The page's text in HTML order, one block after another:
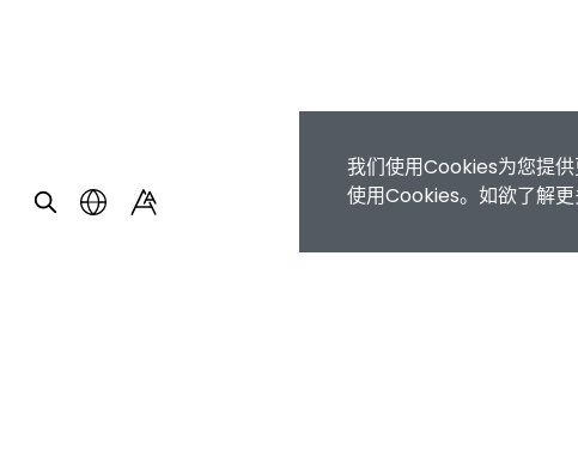
我们使用Cookies为您提
使用Cookies。如欲了解